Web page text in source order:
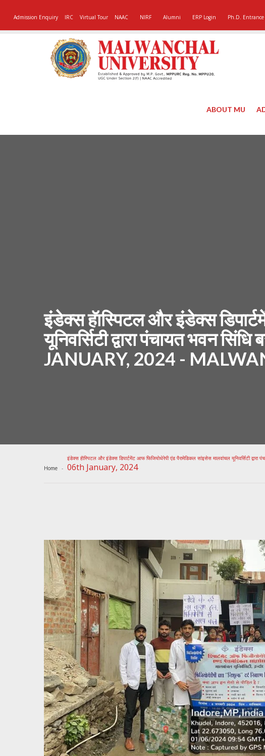
Admission Enquiry IRC Virtual Tour NAAC NIRF Alumni ERP Login Ph.D.
ABOUT MU
इंडेक्स हॅास्पिटल और इंडेक्स
यूनिवर्सिटी द्वारा पंचायत भवन
JANUARY, 2024 -
Home
इंडेक्स हॅास्पिटल और इंडेक्स डिपार्टमेंट आफ फिजियोथेरेपी एंड पैरामेडिकल सांइसेस मालवांचल यूनिवर्सिटी द्वारा
06th January, 2024